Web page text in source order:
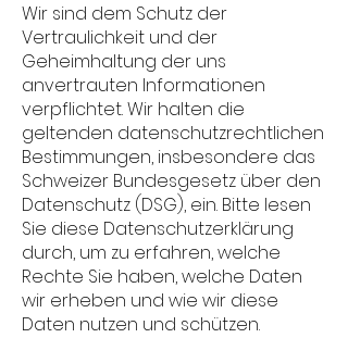
Wir sind dem Schutz der
Vertraulichkeit und der
Geheimhaltung der uns
anvertrauten Informationen
verpflichtet. Wir halten die
geltenden datenschutzrechtlichen
Bestimmungen, insbesondere das
Schweizer Bundesgesetz über den
Datenschutz (DSG), ein. Bitte lesen
Sie diese Datenschutzerklärung
durch, um zu erfahren, welche
Rechte Sie haben, welche Daten
wir erheben und wie wir diese
Daten nutzen und schützen.